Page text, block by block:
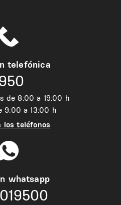
telefónica
de 8:00 a 19:00 h
9:00 a 13:00 h
los teléfonos
whatsapp